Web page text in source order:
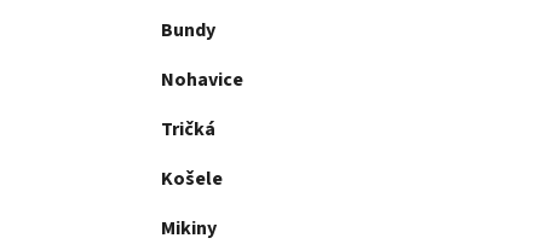
Bundy
Nohavice
Tričká
Košele
Mikiny